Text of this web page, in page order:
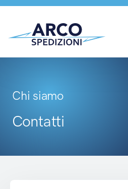
Chi siamo
Contatti